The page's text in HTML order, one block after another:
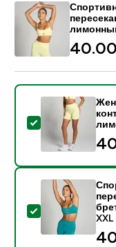
- Женские
-
XXL